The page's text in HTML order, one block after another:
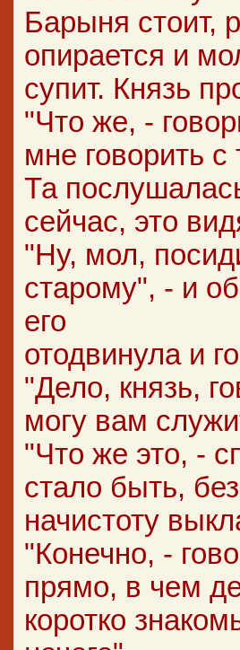
Барыня стоит,
опирается и
супит. Князь
"Что же, -
мне говорить
Та
сейчас, это
"Ну, мол,
старому", - и
его
отодвинула и
"Дело, князь,
могу вам
"Что же это, -
стало быть,
начистоту
"Конечно, -
прямо, в чем
коротко